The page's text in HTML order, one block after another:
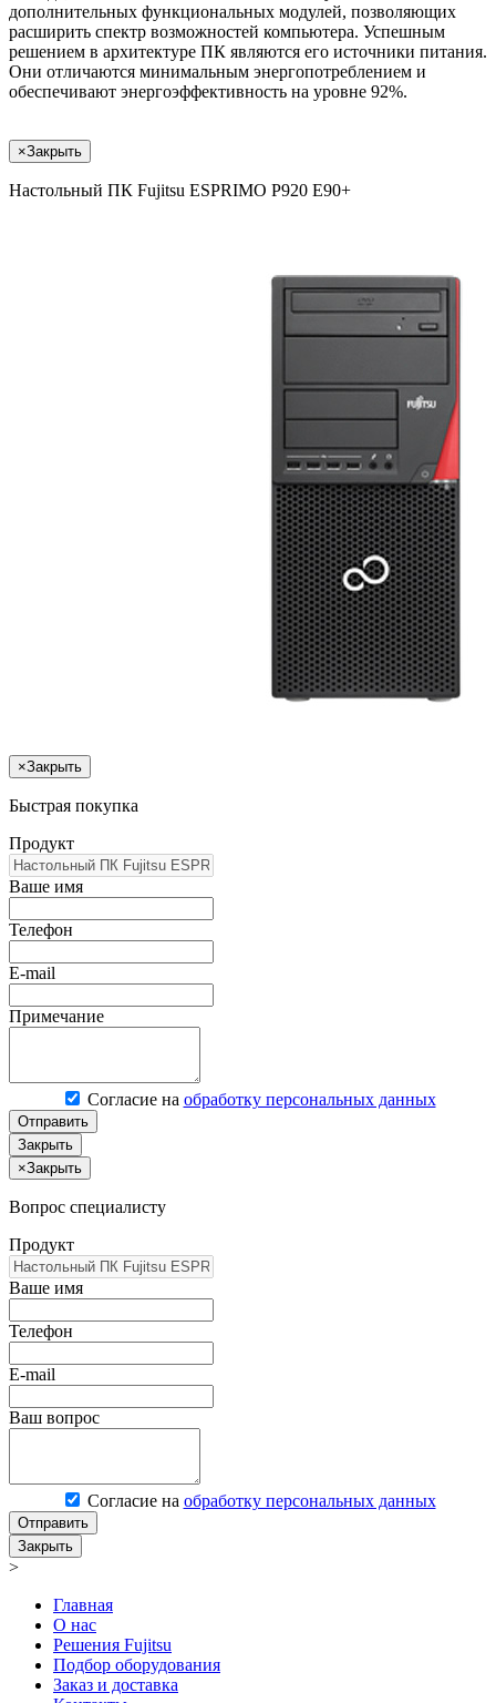
дополнительных функциональных модулей, позволяющих
расширить спектр возможностей компьютера. Успешным
решением в архитектуре ПК являются его источники питания.
Они отличаются минимальным энергопотреблением и
обеспечивают энергоэффективность на уровне 92%.
×Закрыть
Настольный ПК Fujitsu ESPRIMO P920 E90+
×Закрыть
Быстрая покупка
Продукт
Ваше имя
Телефон
E-mail
Примечание
Согласие на обработку персональных данных
Отправить
Закрыть
×Закрыть
Вопрос специалисту
Продукт
Ваше имя
Телефон
E-mail
Ваш вопрос
Согласие на обработку персональных данных
Отправить
Закрыть
>
Главная
О нас
Решения Fujitsu
Подбор оборудования
Заказ и доставка